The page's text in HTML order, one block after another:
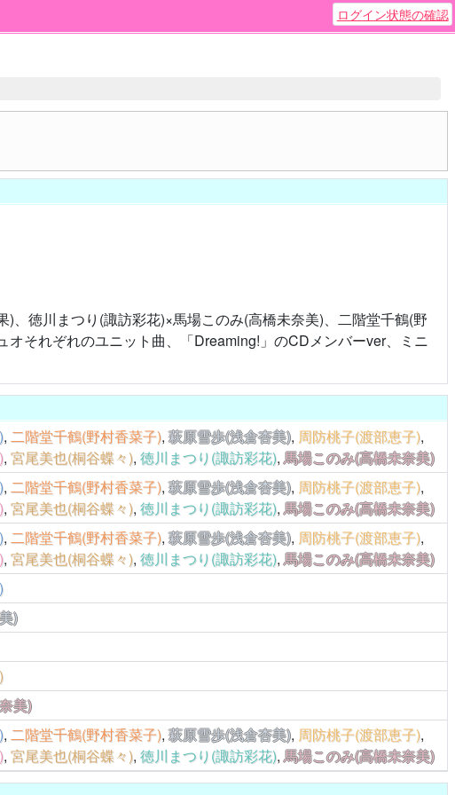
ログイン状態の確認
、徳川まつり(諏訪彩花)×馬場このみ(高橋未奈美)、二階堂千鶴(野
それぞれのユニット曲、「Dreaming!」のCDメンバーver、ミニ
,二階堂千鶴(野村香菜子),萩原雪歩(浅倉杏美), 周防桃子(渡部恵子),
,宮尾美也(桐谷蝶々),徳川まつり(諏訪彩花),馬場このみ(高橋未奈美)
,二階堂千鶴(野村香菜子),萩原雪歩(浅倉杏美), 周防桃子(渡部恵子),
,宮尾美也(桐谷蝶々),徳川まつり(諏訪彩花),馬場このみ(高橋未奈美)
,二階堂千鶴(野村香菜子),萩原雪歩(浅倉杏美), 周防桃子(渡部恵子),
,宮尾美也(桐谷蝶々),徳川まつり(諏訪彩花),馬場このみ(高橋未奈美)
)
美)
,二階堂千鶴(野村香菜子),萩原雪歩(浅倉杏美), 周防桃子(渡部恵子),
,宮尾美也(桐谷蝶々),徳川まつり(諏訪彩花),馬場このみ(高橋未奈美)